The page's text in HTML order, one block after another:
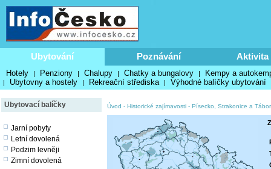
Ubytování Poznávání Aktivita
Hotely | Penziony | Chalupy | Chatky a bungalovy | Kempy a
| Ubytovny a hostely | Rekreační střediska | Výhodné balíčky ubytování
Ubytovací balíčky
Jarní pobyty
Letní dovolená
Podzim levněji
Zimní dovolená
Úvod - Historické zajímavosti - Písecko, Strakonice a